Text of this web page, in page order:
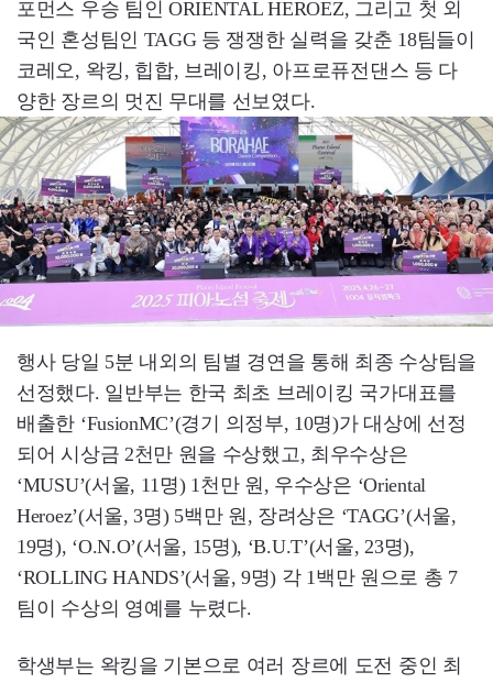
포먼스 우승 팀인 ORIENTAL HEROEZ, 그리고 첫 외
국인 혼성팀인 TAGG 등 쟁쟁한 실력을 갖춘 18팀들이
코레오, 왁킹, 힙합, 브레이킹, 아프로퓨전댄스 등 다
양한 장르의 멋진 무대를 선보였다.
행사 당일 5분 내외의 팀별 경연을 통해 최종 수상팀을
선정했다. 일반부는 한국 최초 브레이킹 국가대표를
배출한 ‘FusionMC’(경기 의정부, 10명)가 대상에 선정
되어 시상금 2천만 원을 수상했고, 최우수상은
‘MUSU’(서울, 11명) 1천만 원, 우수상은 ‘Oriental
Heroez’(서울, 3명) 5백만 원, 장려상은 ‘TAGG’(서울,
19명), ‘O.N.O’(서울, 15명), ‘B.U.T’(서울, 23명),
‘ROLLING HANDS’(서울, 9명) 각 1백만 원으로 총 7
팀이 수상의 영예를 누렸다.
학생부는 왁킹을 기본으로 여러 장르에 도전 중인 최